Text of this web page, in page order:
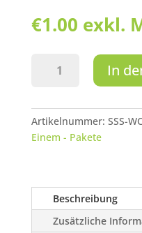
€1.00 exkl.
Tapete
Produktmuster
Menge
In
Artikelnummer: SSS-
Einem - Pakete
Beschreibung
Zusätzliche